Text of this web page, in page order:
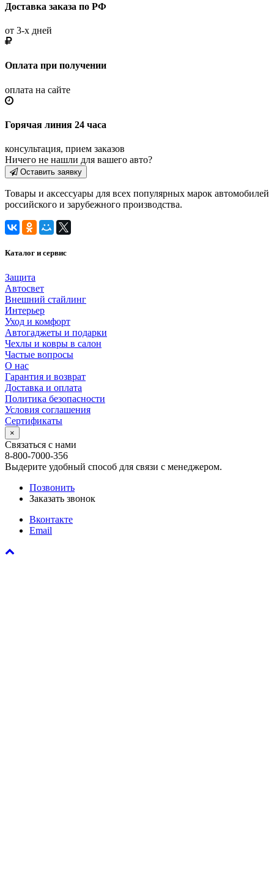
Доставка заказа по РФ
от 3-х дней
Оплата при получении
оплата на сайте
Горячая линия 24 часа
консультация, прием заказов
Ничего не нашли для вашего авто?
Оставить заявку
Товары и аксессуары для всех популярных марок автомобилей
российского и зарубежного производства.
Каталог и сервис
Защита
Автосвет
Внешний стайлинг
Интерьер
Уход и комфорт
Автогаджеты и подарки
Чехлы и ковры в салон
Частые вопросы
О нас
Гарантия и возврат
Доставка и оплата
Политика безопасности
Условия соглашения
Сертификаты
×
Связаться с нами
8-800-7000-356
Выдерите удобный способ для связи с менеджером.
Позвонить
Заказать звонок
Вконтакте
Email